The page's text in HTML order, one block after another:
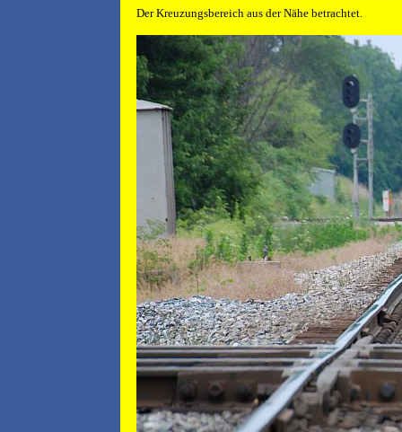
Der Kreuzungsbereich aus der Nähe betrachtet.